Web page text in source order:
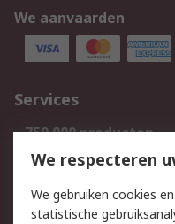
We aanvaarden
Services
750.000 producten
Bestellen
Track & Trace
We respecteren
We gebruiken cookies
statistische